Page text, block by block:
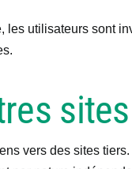
les utilisateurs sont
sites
vers des sites